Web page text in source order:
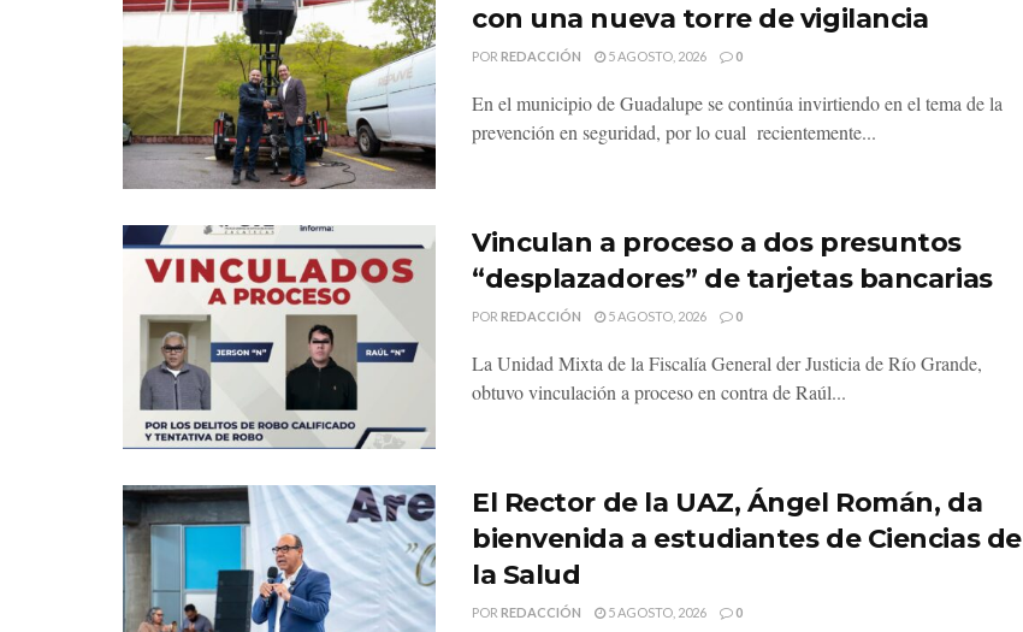
con una nueva torre de vigilancia
POR REDACCIÓN 5 AGOSTO, 2026 0
En el municipio de Guadalupe se continúa invirtiendo en el tema de la
prevención en seguridad, por lo cual recientemente...
Vinculan a proceso a dos presuntos
“desplazadores” de tarjetas bancarias
POR REDACCIÓN 5 AGOSTO, 2026 0
La Unidad Mixta de la Fiscalía General der Justicia de Río Grande,
obtuvo vinculación a proceso en contra de Raúl...
El Rector de la UAZ, Ángel Román, da
bienvenida a estudiantes de Ciencias de
la Salud
POR REDACCIÓN 5 AGOSTO, 2026 0